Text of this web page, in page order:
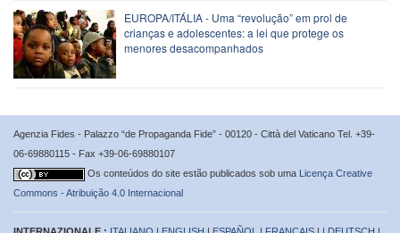
EUROPA/ITÁLIA - Uma “revolução” em prol de
crianças e adolescentes: a lei que protege os
menores desacompanhados
Agenzia Fides - Palazzo “de Propaganda Fide” - 00120 - Città del Vaticano Tel. +39-
06-69880115 - Fax +39-06-69880107
Os conteúdos do site estão publicados sob uma Licença Creative
Commons - Atribuição 4.0 Internacional